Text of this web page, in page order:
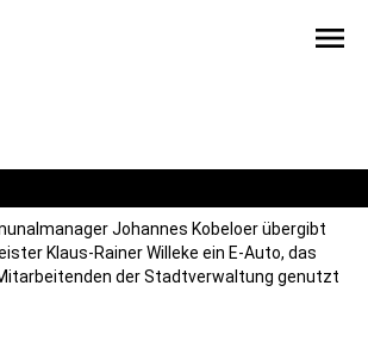
menu
Johannes Kobeloer übergibt
Klaus-Rainer Willeke ein E-Auto, das
der Stadtverwaltung genutzt